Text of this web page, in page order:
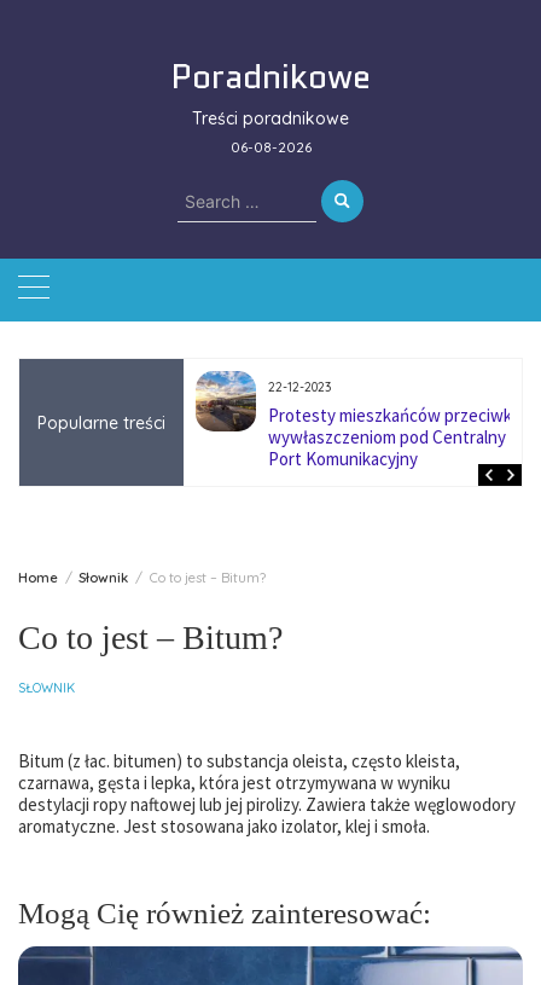
Poradnikowe
Treści poradnikowe
06-08-2026
Search
for:
Popularne treści
się na zmianę
w firmach
22-12-2023
Protesty mieszkańców przeciwko
wywłaszczeniom pod Centralny
Port Komunikacyjny
Home Słownik Co to jest – Bitum?
Co to jest – Bitum?
SŁOWNIK
Bitum (z łac. bitumen) to substancja oleista, często kleista,
czarnawa, gęsta i lepka, która jest otrzymywana w wyniku
destylacji ropy naftowej lub jej pirolizy. Zawiera także węglowodory
aromatyczne. Jest stosowana jako izolator, klej i smoła.
Mogą Cię również zainteresować: